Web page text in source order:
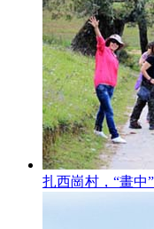
扎西崗村，“畫中